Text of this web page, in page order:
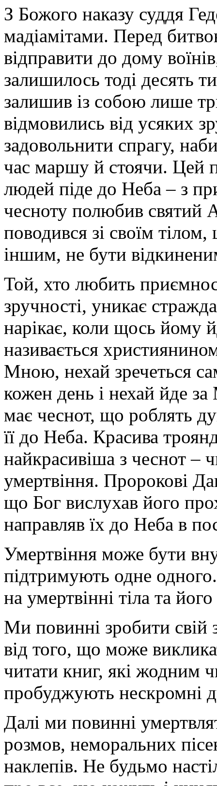
З Божого наказу суддя
мадіамітами. Перед
відправити до дому
залишилось тоді десять
залишив із собою лише
відмовились від усяких
задовольнити спрагу,
час маршу й стоячи. Цей
людей піде до Неба – з
чесноту полюбив святий
поводився зі своїм
іншим, не бути
Той, хто любить
зручності, уникає
нарікає, коли щось йому
називається
Мною, нехай зречеться
кожен день і нехай йде
має чеснот, що роблять
її до Неба. Красива
найкрасивіша з чеснот –
умертвіння. Пророкові
що Бог вислухав його
направляв їх до Неба в
Умертвіння може бути
підтримують одне
на умертвінні тіла та
Ми повинні зробити свій
від того, що може
читати книг, які жодним
пробуджують нескромні
Далі ми повинні
розмов, неморальних
наклепів. Не будьмо